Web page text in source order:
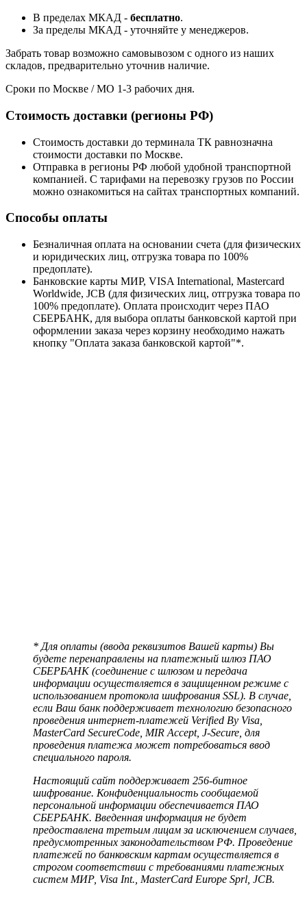
В пределах МКАД - бесплатно.
За пределы МКАД - уточняйте у менеджеров.
Забрать товар возможно самовывозом с одного из наших
складов, предварительно уточнив наличие.
Сроки по Москве / МО 1-3 рабочих дня.
Стоимость доставки (регионы РФ)
Стоимость доставки до терминала ТК равнозначна
стоимости доставки по Москве.
Отправка в регионы РФ любой удобной транспортной
компанией. С тарифами на перевозку грузов по России
можно ознакомиться на сайтах транспортных компаний.
Способы оплаты
Безналичная оплата на основании счета (для физических
и юридических лиц, отгрузка товара по 100%
предоплате).
Банковские карты МИР, VISA International, Mastercard
Worldwide, JCB (для физических лиц, отгрузка товара по
100% предоплате). Оплата происходит через ПАО
СБЕРБАНК, для выбора оплаты банковской картой при
оформлении заказа через корзину необходимо нажать
кнопку "Оплата заказа банковской картой"*.
* Для оплаты (ввода реквизитов Вашей карты) Вы
будете перенаправлены на платежный шлюз ПАО
СБЕРБАНК (соединение с шлюзом и передача
информации осуществляется в защищенном режиме с
использованием протокола шифрования SSL). В случае,
если Ваш банк поддерживает технологию безопасного
проведения интернет-платежей Verified By Visa,
MasterCard SecureCode, MIR Accept, J-Secure, для
проведения платежа может потребоваться ввод
специального пароля.
Настоящий сайт поддерживает 256-битное
шифрование. Конфиденциальность сообщаемой
персональной информации обеспечивается ПАО
СБЕРБАНК. Введенная информация не будет
предоставлена третьим лицам за исключением случаев,
предусмотренных законодательством РФ. Проведение
платежей по банковским картам осуществляется в
строгом соответствии с требованиями платежных
систем МИР, Visa Int., MasterCard Europe Sprl, JCB.